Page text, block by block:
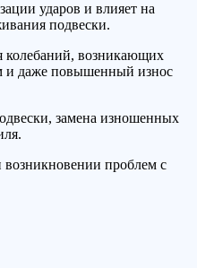
ударов и влияет на
подвески.
колебаний, возникающих
и даже повышенный износ
замена изношенных
возникновении проблем с